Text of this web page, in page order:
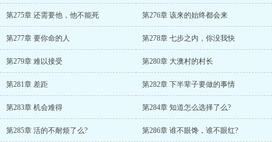
第275章 还需要他，他不能死 第276章 该来的始终都会来
第277章 要你命的人 第278章 七步之内，你没我快
第279章 难以接受 第280章 大澳村的村长
第281章 差距 第282章 下半辈子要做的事情
第283章 机会难得 第284章 知道怎么选择了么?
第285章 活的不耐烦了么? 第286章 谁不眼馋，谁不眼红?